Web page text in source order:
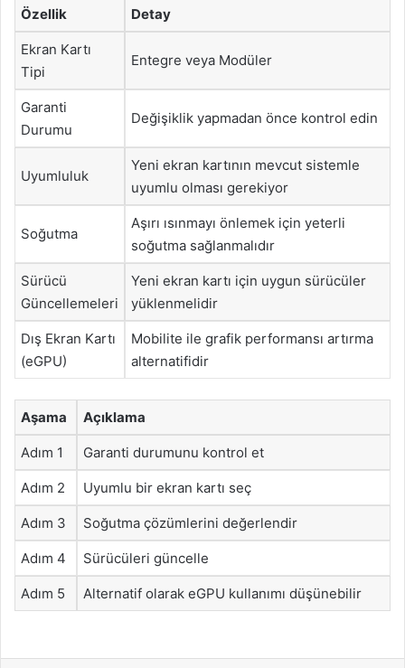
Özellik Detay
Ekran Kartı
Tipi
Entegre veya Modüler
Garanti
Durumu
Değişiklik yapmadan önce kontrol edin
Uyumluluk
Yeni ekran kartının mevcut sistemle
uyumlu olması gerekiyor
Soğutma
Aşırı ısınmayı önlemek için yeterli
soğutma sağlanmalıdır
Sürücü
Güncellemeleri
Yeni ekran kartı için uygun sürücüler
yüklenmelidir
Dış Ekran Kartı
(eGPU)
Mobilite ile grafik performansı artırma
alternatifidir
Aşama Açıklama
Adım 1 Garanti durumunu kontrol et
Adım 2 Uyumlu bir ekran kartı seç
Adım 3 Soğutma çözümlerini değerlendir
Adım 4 Sürücüleri güncelle
Adım 5 Alternatif olarak eGPU kullanımı düşünebilir